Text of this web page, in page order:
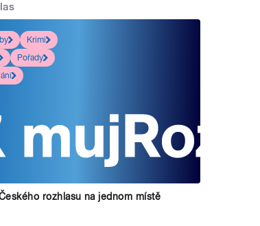
Krimi
Pořady
rozhlasu na jednom místě